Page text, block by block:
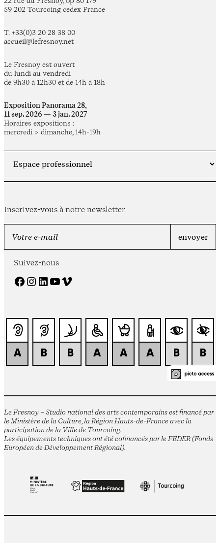
59 202 Tourcoing cedex France
T. +33(0)3 20 28 38 00
accueil@lefresnoy.net
Le Fresnoy est ouvert
du lundi au vendredi
de 9h30 à 12h30 et de 14h à 18h
Exposition Panorama 28,
11 sep. 2026 — 3 jan. 2027
Horaires expositions :
mercredi > dimanche, 14h-19h
Inscrivez-vous à notre newsletter
Suivez-nous
Facebook Instagram LinkedIn YouTube Vimeo
Le Fresnoy – Studio national des arts contemporains est financé par
le Ministère de la Culture, la Région Hauts-de-France avec la
participation de la Ville de Tourcoing.
Les équipements techniques ont été cofinancés par le FEDER (Fonds
Européen de Développement Régional).